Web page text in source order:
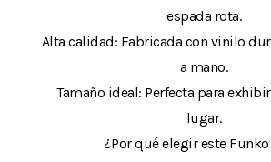
espada rota.
Alta calidad: Fabricada con vinilo
a mano.
Tamaño ideal: Perfecta para
lugar.
¿Por qué elegir este